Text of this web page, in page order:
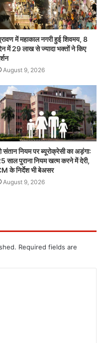
में महाकाल नगरी हुई शिवमय, 8
में 29 लाख से ज्यादा भक्तों ने किए
August 9, 2026
संतान नियम पर ब्यूरोक्रेसी का अड़ंगा:
साल पुराना नियम खत्म करने में देरी,
के निर्देश भी बेअसर
August 9, 2026
Required fields are